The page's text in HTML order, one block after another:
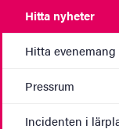
Hitta nyheter
Hitta evenemang
Pressrum
Incidenten i